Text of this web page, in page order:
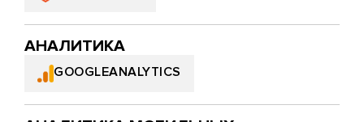
АНАЛИТИКА
GOOGLEANALYTICS